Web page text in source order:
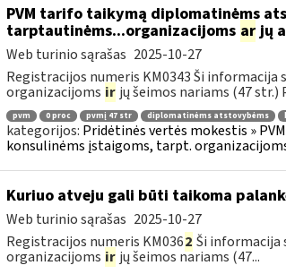
PVM tarifo taikymą diplomatinėms
tarptautinėms...organizacijoms arjų
Web turinio sąrašas 2025-10-27
Registracijos numeris KM0343 Ši
organizacijoms ir jų šeimos nariams (47 str.)
pvm 0 proc pvmį 47 str diplomatinėms atstovybėms
kategorijos: Pridėtinės vertės mokestis »
konsulinėms įstaigoms, tarpt.
Kuriuo atveju gali būti taikoma
Web turinio sąrašas 2025-10-27
Registracijos numeris KM0362 Ši informacija
organizacijoms ir jų šeimos nariams (47...